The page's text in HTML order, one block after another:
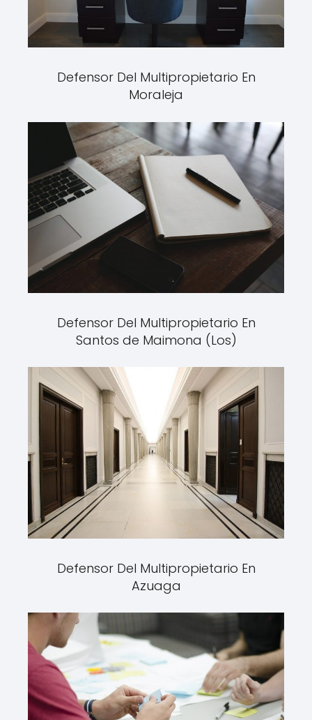
Defensor Del Multipropietario En
Moraleja
Defensor Del Multipropietario En
Santos de Maimona (Los)
Defensor Del Multipropietario En
Azuaga